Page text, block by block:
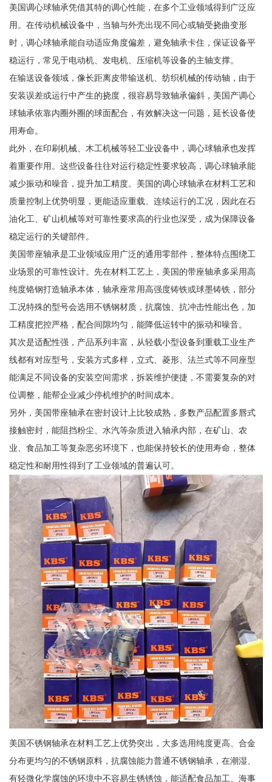
美国调心球轴承凭借其特的调心性能，在多个工业领域得到广泛应
用。在传动机械设备中，当轴与外壳出现不同心或轴受挠曲变形
时，调心球轴承能自动适应角度偏差，避免轴承卡住，保证设备平
稳运行，常见于电动机、发电机、压缩机等设备的主轴支撑。
在输送设备领域，像长距离皮带输送机、纺织机械的传动轴，由于
安装误差或运行中产生的挠度，很容易导致轴承偏斜，美国产调心
球轴承依靠内圈外圈的球面配合，有效解决这一问题，延长设备使
用寿命。
此外，在印刷机械、木工机械等轻工业设备中，调心球轴承也发挥
着重要作用。这些设备往往对运行稳定性要求较高，调心球轴承能
减少振动和噪音，提升加工精度。美国的调心球轴承在材料工艺和
质量控制上优势明显，更能适应重载、连续运行的工况，因此在石
油化工、矿山机械等对可靠性要求高的行业也深受，成为保障设备
稳定运行的关键部件。
美国带座轴承是工业领域应用广泛的通用零部件，整体特点围绕工
业场景的可靠性设计。先在材料工艺上，美国的带座轴承多采用高
纯度铬钢打造轴承本体，轴承座常用高强度铸铁或球墨铸铁，部分
工况特殊的型号会选用不锈钢材质，抗腐蚀、抗冲击性能出色，加
工精度把控严格，配合间隙均匀，能降低运转中的振动和噪音。
其次是适配性强，产品系列丰富，从轻载小型设备到重载工业生产
线都有对应型号，安装方式多样，立式、菱形、法兰式等不同座型
能满足不同设备的安装空间需求，拆装维护便捷，不需要复杂的对
位调整，能帮企业减少停机维护的时间成本。
另外，美国带座轴承在密封设计上比较成熟，多数产品配置多唇式
接触密封，能阻挡粉尘、水汽等杂质进入轴承内部，在矿山、农
业、食品加工等复杂恶劣环境下，也能保持较长的使用寿命，整体
稳定性和耐用性得到了工业领域的普遍认可。
美国不锈钢轴承在材料工艺上优势突出，大多选用纯度更高、合金
分布更均匀的不锈钢原料，抗腐蚀能力普通不锈钢轴承，在潮湿、
有轻微化学腐蚀的环境中不容易生锈锈蚀，能适配食品加工、海事